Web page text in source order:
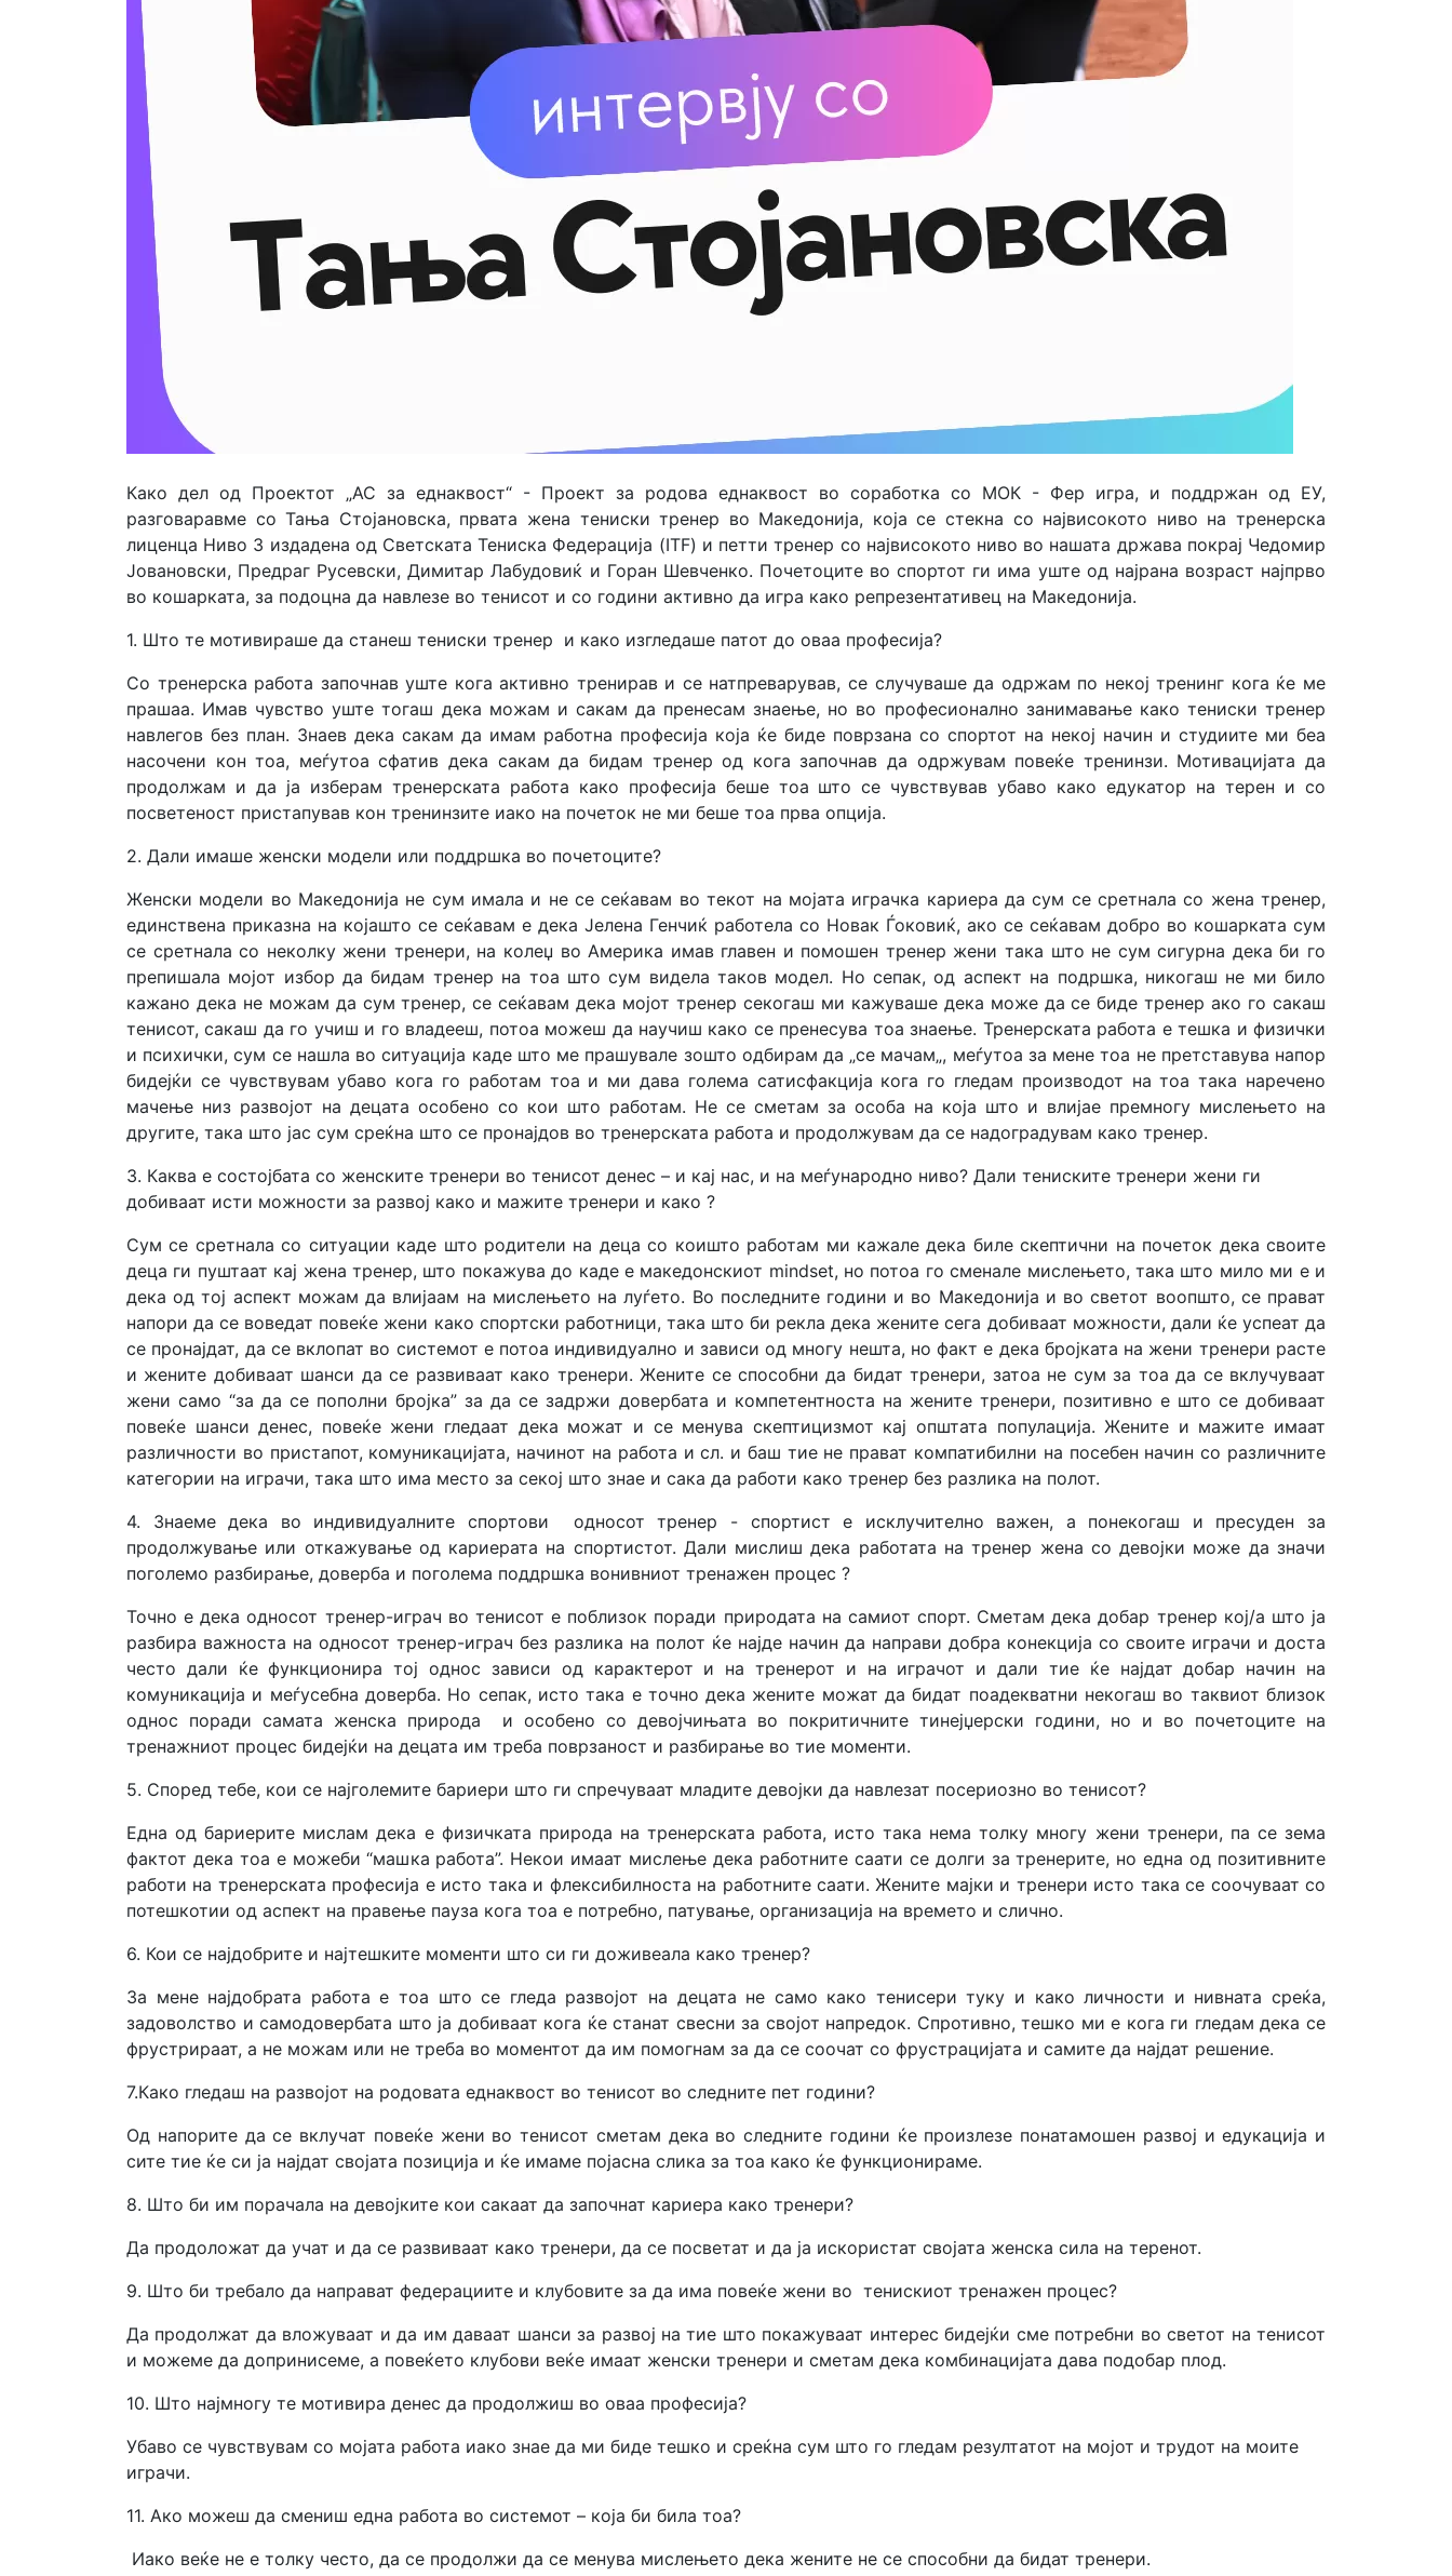
Како дел од Проектот „АС за еднаквост“ - Проект за родова еднаквост во соработка со МОК - Фер игра, и поддржан од ЕУ,
разговаравме со Тања Стојановска, првата жена тениски тренер во Македонија, која се стекна со највисокото ниво на тренерска
лиценца Ниво 3 издадена од Светската Тениска Федерација (ITF) и петти тренер со највисокото ниво во нашата држава покрај Чедомир
Јовановски, Предраг Русевски, Димитар Лабудовиќ и Горан Шевченко. Почетоците во спортот ги има уште од најрана возраст најпрво
во кошарката, за подоцна да навлезе во тенисот и со години активно да игра како репрезентативец на Македонија.
1. Што те мотивираше да станеш тениски тренер и како изгледаше патот до оваа професија?
Со тренерска работа започнав уште кога активно тренирав и се натпреварував, се случуваше да одржам по некој тренинг кога ќе ме
прашаа. Имав чувство уште тогаш дека можам и сакам да пренесам знаење, но во професионално занимавање како тениски тренер
навлегов без план. Знаев дека сакам да имам работна професија која ќе биде поврзана со спортот на некој начин и студиите ми беа
насочени кон тоа, меѓутоа сфатив дека сакам да бидам тренер од кога започнав да одржувам повеќе тренинзи. Мотивацијата да
продолжам и да ја изберам тренерската работа како професија беше тоа што се чувствував убаво како едукатор на терен и со
посветеност пристапував кон тренинзите иако на почеток не ми беше тоа прва опција.
2. Дали имаше женски модели или поддршка во почетоците?
Женски модели во Македонија не сум имала и не се сеќавам во текот на мојата играчка кариера да сум се сретнала со жена тренер,
единствена приказна на којашто се сеќавам е дека Јелена Генчиќ работела со Новак Ѓоковиќ, ако се сеќавам добро во кошарката сум
се сретнала со неколку жени тренери, на колеџ во Америка имав главен и помошен тренер жени така што не сум сигурна дека би го
препишала мојот избор да бидам тренер на тоа што сум видела таков модел. Но сепак, од аспект на подршка, никогаш не ми било
кажано дека не можам да сум тренер, се сеќавам дека мојот тренер секогаш ми кажуваше дека може да се биде тренер ако го сакаш
тенисот, сакаш да го учиш и го владееш, потоа можеш да научиш како се пренесува тоа знаење. Тренерската работа е тешка и физички
и психички, сум се нашла во ситуација каде што ме прашувале зошто одбирам да „се мачам„, меѓутоа за мене тоа не претставува напор
бидејќи се чувствувам убаво кога го работам тоа и ми дава голема сатисфакција кога го гледам производот на тоа така наречено
мачење низ развојот на децата особено со кои што работам. Не се сметам за особа на која што и влијае премногу мислењето на
другите, така што јас сум среќна што се пронајдов во тренерската работа и продолжувам да се надоградувам како тренер.
3. Каква е состојбата со женските тренери во тенисот денес – и кај нас, и на меѓународно ниво? Дали тениските тренери жени ги
добиваат исти можности за развој како и мажите тренери и како ?
Сум се сретнала со ситуации каде што родители на деца со коишто работам ми кажале дека биле скептични на почеток дека своите
деца ги пуштаат кај жена тренер, што покажува до каде е македонскиот mindset, но потоа го сменале мислењето, така што мило ми е и
дека од тој аспект можам да влијаам на мислењето на луѓето. Во последните години и во Македонија и во светот воопшто, се прават
напори да се воведат повеќе жени како спортски работници, така што би рекла дека жените сега добиваат можности, дали ќе успеат да
се пронајдат, да се вклопат во системот е потоа индивидуално и зависи од многу нешта, но факт е дека бројката на жени тренери расте
и жените добиваат шанси да се развиваат како тренери. Жените се способни да бидат тренери, затоа не сум за тоа да се вклучуваат
жени само “за да се пополни бројка” за да се задржи довербата и компетентноста на жените тренери, позитивно е што се добиваат
повеќе шанси денес, повеќе жени гледаат дека можат и се менува скептицизмот кај општата популација. Жените и мажите имаат
различности во пристапот, комуникацијата, начинот на работа и сл. и баш тие не прават компатибилни на посебен начин со различните
категории на играчи, така што има место за секој што знае и сака да работи како тренер без разлика на полот.
4. Знаеме дека во индивидуалните спортови односот тренер - спортист е исклучително важен, а понекогаш и пресуден за
продолжување или откажување од кариерата на спортистот. Дали мислиш дека работата на тренер жена со девојки може да значи
поголемо разбирање, доверба и поголема поддршка вонивниот тренажен процес ?
Точно е дека односот тренер-играч во тенисот е поблизок поради природата на самиот спорт. Сметам дека добар тренер кој/а што ја
разбира важноста на односот тренер-играч без разлика на полот ќе најде начин да направи добра конекција со своите играчи и доста
често дали ќе функционира тој однос зависи од карактерот и на тренерот и на играчот и дали тие ќе најдат добар начин на
комуникација и меѓусебна доверба. Но сепак, исто така е точно дека жените можат да бидат поадекватни некогаш во таквиот близок
однос поради самата женска природа и особено со девојчињата во покритичните тинејџерски години, но и во почетоците на
тренажниот процес бидејќи на децата им треба поврзаност и разбирање во тие моменти.
5. Според тебе, кои се најголемите бариери што ги спречуваат младите девојки да навлезат посериозно во тенисот?
Една од бариерите мислам дека е физичката природа на тренерската работа, исто така нема толку многу жени тренери, па се зема
фактот дека тоа е можеби “машка работа”. Некои имаат мислење дека работните саати се долги за тренерите, но една од позитивните
работи на тренерската професија е исто така и флексибилноста на работните саати. Жените мајки и тренери исто така се соочуваат со
потешкотии од аспект на правење пауза кога тоа е потребно, патување, организација на времето и слично.
6. Кои се најдобрите и најтешките моменти што си ги доживеала како тренер?
За мене најдобрата работа е тоа што се гледа развојот на децата не само како тенисери туку и како личности и нивната среќа,
задоволство и самодовербата што ја добиваат кога ќе станат свесни за својот напредок. Спротивно, тешко ми е кога ги гледам дека се
фрустрираат, а не можам или не треба во моментот да им помогнам за да се соочат со фрустрацијата и самите да најдат решение.
7.Како гледаш на развојот на родовата еднаквост во тенисот во следните пет години?
Од напорите да се вклучат повеќе жени во тенисот сметам дека во следните години ќе произлезе понатамошен развој и едукација и
сите тие ќе си ја најдат својата позиција и ќе имаме појасна слика за тоа како ќе функционираме.
8. Што би им порачала на девојките кои сакаат да започнат кариера како тренери?
Да продоложат да учат и да се развиваат како тренери, да се посветат и да ја искористат својата женска сила на теренот.
9. Што би требало да направат федерациите и клубовите за да има повеќе жени во тенискиот тренажен процес?
Да продолжат да вложуваат и да им даваат шанси за развој на тие што покажуваат интерес бидејќи сме потребни во светот на тенисот
и можеме да допринисеме, а повеќето клубови веќе имаат женски тренери и сметам дека комбинацијата дава подобар плод.
10. Што најмногу те мотивира денес да продолжиш во оваа професија?
Убаво се чувствувам со мојата работа иако знае да ми биде тешко и среќна сум што го гледам резултатот на мојот и трудот на моите
играчи.
11. Ако можеш да смениш една работа во системот – која би била тоа?
Иако веќе не е толку често, да се продолжи да се менува мислењето дека жените не се способни да бидат тренери.